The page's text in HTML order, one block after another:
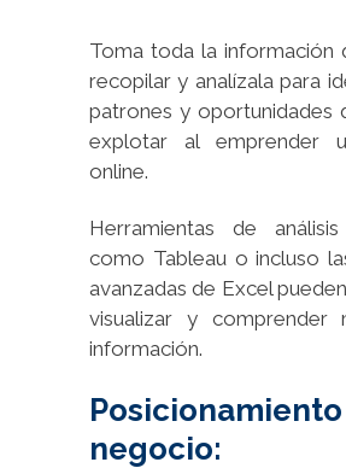
Toma toda la información
recopilar y analízala para
patrones y oportunidades
explotar al emprender
online.
Herramientas de
como Tableau o incluso
avanzadas de Excel
visualizar y comprender
información.
negocio: